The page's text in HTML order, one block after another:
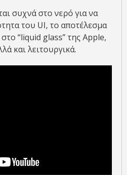
συχνά στο νερό για να
του UI, το αποτέλεσμα
“liquid glass” της Apple,
και λειτουργικά.